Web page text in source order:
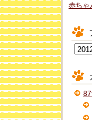
赤ちゃ
イ
ブ